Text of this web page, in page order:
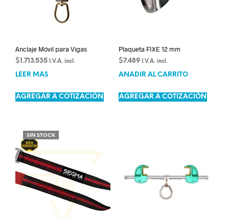
Anclaje Móvil para Vigas
$ 1.713.535 I.V.A. incl.
LEER MÁS
AGREGAR A COTIZACIÓN
Plaqueta FIXE 12 mm
$7.489 I.V.A. incl.
AÑADIR AL CARRITO
AGREGAR A COTIZACIÓN
SIN STOCK